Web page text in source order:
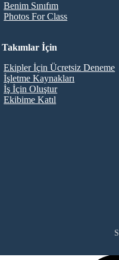
Benim Sınıfım
Photos For Class
Takımlar İçin
Ekipler İçin Ücretsiz Deneme
İşletme Kaynakları
İş İçin Oluştur
Ekibime Katıl